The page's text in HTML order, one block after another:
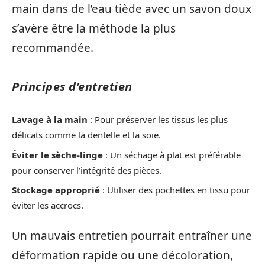
main dans de l’eau tiède avec un savon doux
s’avère être la méthode la plus
recommandée.
Principes d’entretien
Lavage à la main : Pour préserver les tissus les plus
délicats comme la dentelle et la soie.
Éviter le sèche-linge : Un séchage à plat est préférable
pour conserver l’intégrité des pièces.
Stockage approprié : Utiliser des pochettes en tissu pour
éviter les accrocs.
Un mauvais entretien pourrait entraîner une
déformation rapide ou une décoloration,